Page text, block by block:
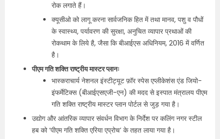
रोक लगाते हैं।
क्यूसीओ को लागू करना सार्वजनिक हित में तथा मानव, पशु व पौधों
के स्वास्थ्य, पर्यावरण की सुरक्षा, अनुचित व्यापार प्रथाओं की
रोकथाम के लिये है, जैसा कि बीआईएस अधिनियम, 2016 में वर्णित
है।
पीएम गति शक्ति राष्ट्रीय मास्टर प्लानः
भास्कराचार्य नेशनल इंस्टीट्यूट फ़ॉर स्पेस एप्लीकेशंस एंड जियो-
इंफर्मेटिक्स (बीआईएसएजी-एन) की मदद से इस्पात मंत्रालय पीएम
गति शक्ति राष्ट्रीय मास्टर प्लान पोर्टल से जुड़ गया है।
उद्योग और आंतरिक व्यापार संवर्धन विभाग के निर्देश पर कलिंग नगर स्टील
हब को ‘पीएम गति शक्ति एरिया एप्रोच’ के तहत लाया गया है।